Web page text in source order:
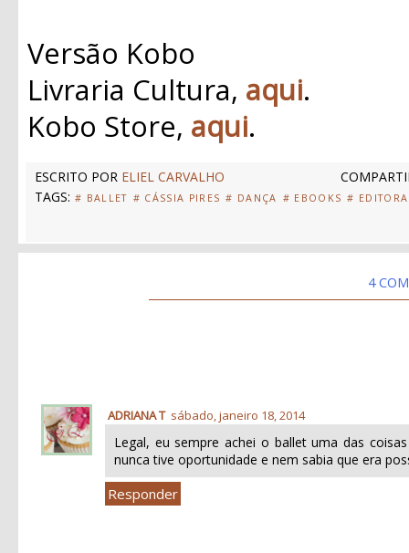
Versão Kobo
Livraria Cultura, aqui.
Kobo Store, aqui.
ESCRITO POR ELIEL CARVALHO
TAGS: # BALLET # CÁSSIA PIRES # DANÇA # EBOOKS #
4
ADRIANA T sábado, janeiro 18, 2014
Legal, eu sempre achei o ballet uma das
nunca tive oportunidade e nem sabia que era
Responder